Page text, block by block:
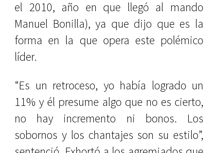
el 2010, año en que llegó al mando
Manuel Bonilla), ya que dijo que es la
forma en la que opera este polémico
líder.
“Es un retroceso, yo había logrado un
11% y él presume algo que no es cierto,
no hay incremento ni bonos. Los
sobornos y los chantajes son su estilo”,